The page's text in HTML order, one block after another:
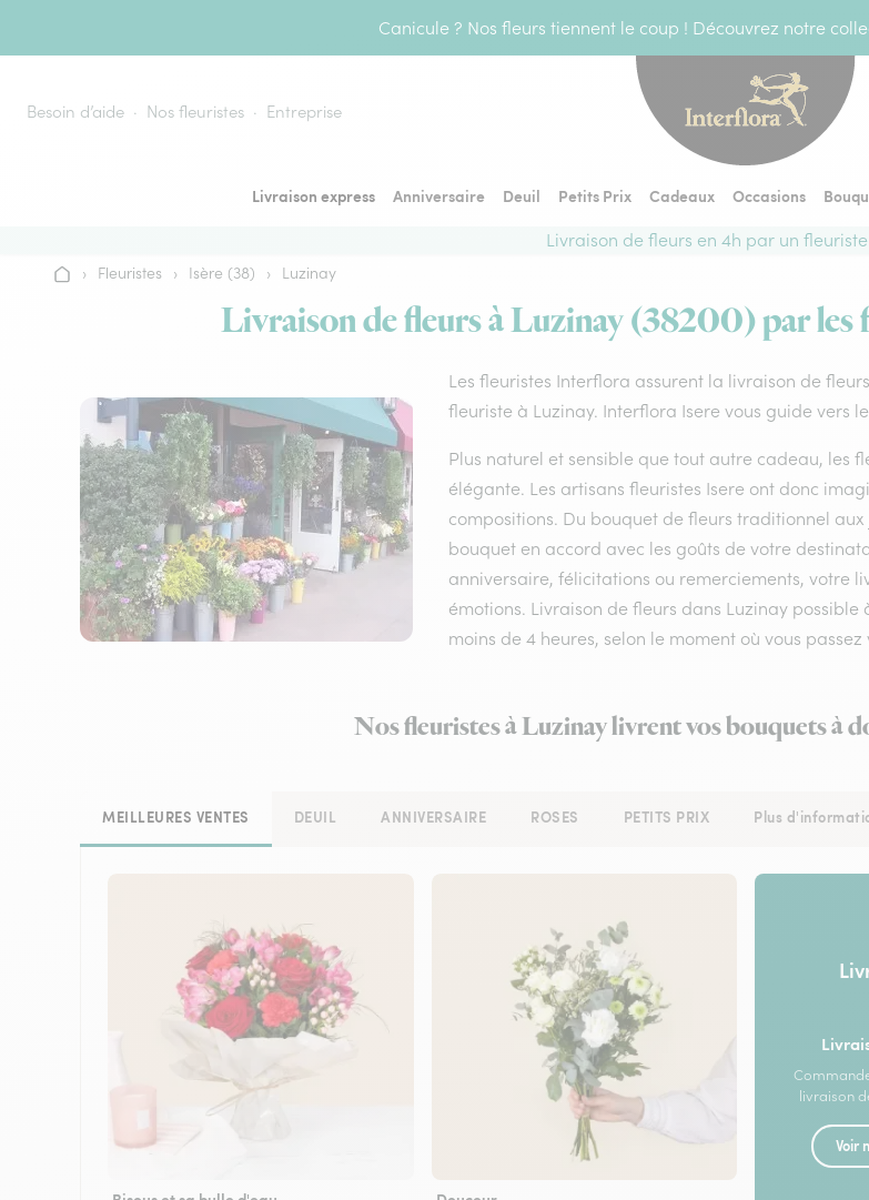
Canicule ? Nos fleurs tiennent le coup ! Découvrez notre
Besoin d’aide Nos fleuristes Entreprise
Livraison express Anniversaire Deuil Petits Prix Cadeaux Occasions
Livraison de fleurs en 4h par un
Accueil
› Fleuristes › Isère (38) › Luzinay
Livraison de fleurs à Luzinay (38200) par les
Les fleuristes Interflora assurent la livraison de
fleuriste à Luzinay. Interflora Isere vous guide vers
Plus naturel et sensible que tout autre cadeau, les
élégante. Les artisans fleuristes Isere ont donc
compositions. Du bouquet de fleurs traditionnel
bouquet en accord avec les goûts de votre
anniversaire, félicitations ou remerciements, votre
émotions. Livraison de fleurs dans Luzinay
moins de 4 heures, selon le moment où vous
Nos fleuristes à Luzinay livrent vos bouquets à
MEILLEURES VENTES DEUIL ANNIVERSAIRE ROSES PETITS PRIX Plus
livraison
Voir